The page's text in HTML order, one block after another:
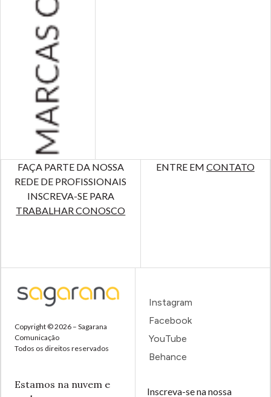
FAÇA PARTE DA NOSSA
REDE DE PROFISSIONAIS
INSCREVA-SE PARA
TRABALHAR CONOSCO
ENTRE EM CONTATO
Copyright © 2026 – Sagarana
Comunicação
Todos os direitos reservados
Estamos na nuvem e
Instagram
Facebook
YouTube
Behance
Inscreva-se na nossa